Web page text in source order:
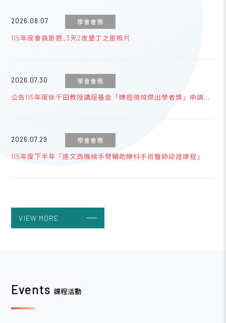
2026.08.07 學會會務
115年度會員旅遊_3天2夜墾丁之旅照片
2026.07.30 學會會務
公告115年度徐千田教授講座基金「婦癌領域傑出學者獎」申請事
2026.07.29 學會會務
115年度下半年「達文西機械手臂輔助婦科手術醫師認證課程」
115年度會員旅遊-7/31-8/2【3天2夜南臺灣墾丁之旅】
VIEW MORE
Events 課程活動